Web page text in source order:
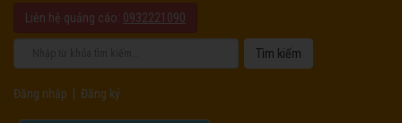
Liên hệ quảng cáo: 0932221090
Đăng nhập Đăng ký